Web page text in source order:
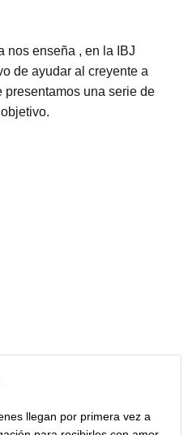
nos enseña , en la IBJ
de ayudar al creyente a
presentamos una serie de
llegan por primera vez a